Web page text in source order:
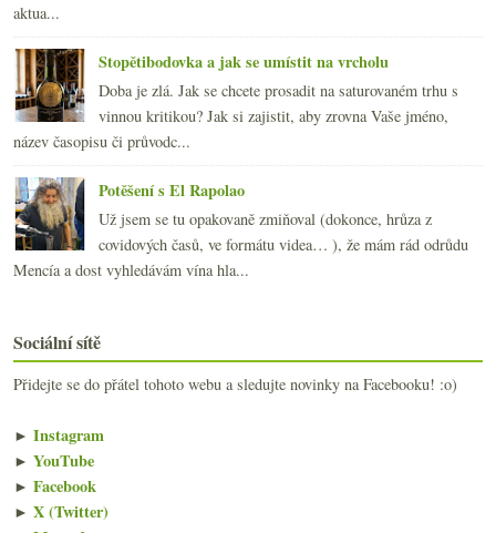
aktua...
Stopětibodovka a jak se umístit na vrcholu
Doba je zlá. Jak se chcete prosadit na saturovaném trhu s
vinnou kritikou? Jak si zajistit, aby zrovna Vaše jméno,
název časopisu či průvodc...
Potěšení s El Rapolao
Už jsem se tu opakovaně zmiňoval (dokonce, hrůza z
covidových časů, ve formátu videa… ), že mám rád odrůdu
Mencía a dost vyhledávám vína hla...
Sociální sítě
Přidejte se do přátel tohoto webu a sledujte novinky na Facebooku! :o)
► Instagram
► YouTube
► Facebook
► X (Twitter)